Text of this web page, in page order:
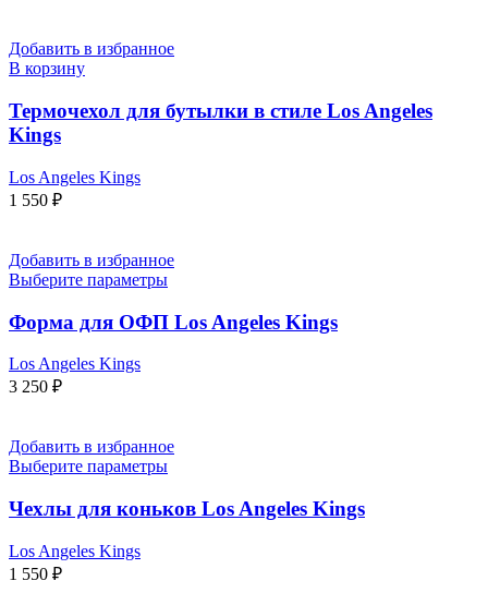
Добавить в избранное
В корзину
Термочехол для бутылки в стиле Los Angeles
Kings
Los Angeles Kings
1 550 ₽
Добавить в избранное
Выберите параметры
Форма для ОФП Los Angeles Kings
Los Angeles Kings
3 250 ₽
Добавить в избранное
Выберите параметры
Чехлы для коньков Los Angeles Kings
Los Angeles Kings
1 550 ₽